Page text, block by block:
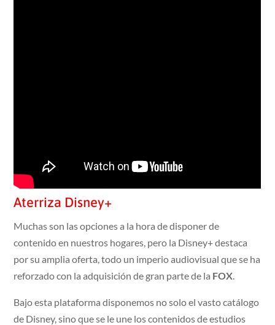
Aterriza Disney+
Muchas son las opciones a la hora de disponer de
contenido en nuestros hogares, pero la Disney+ destaca
por su amplia oferta, todo un imperio audiovisual que se ha
reforzado con la adquisición de gran parte de la FOX
Bajo esta plataforma disponemos no solo el vasto catálogo
de Disney, sino que se le une los contenidos de estudios